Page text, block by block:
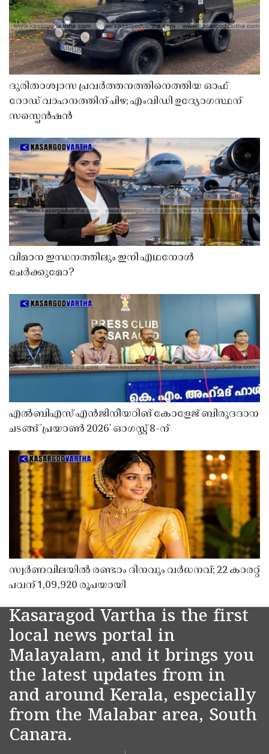
ദുരിതാശ്വാസ പ്രവർത്തനത്തിനെത്തിയ ഓഫ്
റോഡ് വാഹനത്തിന് പിഴ; എംവിഡി ഉദ്യോഗസ്ഥന്
സസ്പെൻഷൻ
വിമാന ഇന്ധനത്തിലും ഇനി എഥനോൾ
ചേർക്കുമോ?
എൽബിഎസ് എൻജിനീയറിങ് കോളേജ് ബിരുദദാന
ചടങ്ങ് 'പ്രയാൺ 2026' ഓഗസ്റ്റ് 8-ന്
സ്വർണവിലയിൽ രണ്ടാം ദിനവും വർധനവ്; 22 കാരറ്റ്
പവന് 1,09,920 രൂപയായി
Kasaragod Vartha is the first
local news portal in
Malayalam, and it brings you
the latest updates from in
and around Kerala, especially
from the Malabar area, South
Canara.